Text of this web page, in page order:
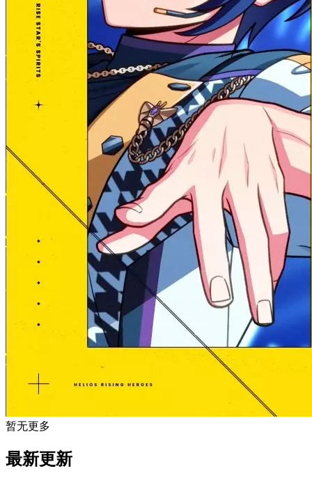
暂无更多
最新更新